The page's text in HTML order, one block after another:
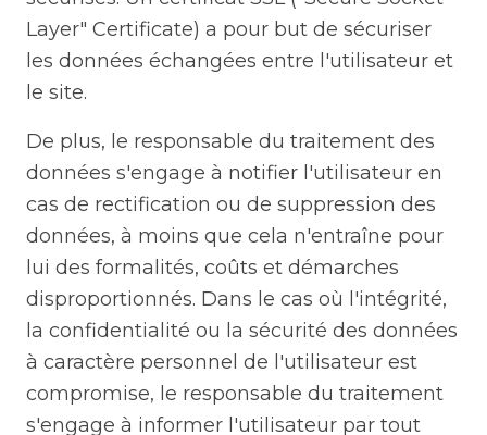
Layer" Certificate) a pour but de sécuriser
les données échangées entre l'utilisateur et
le site.
De plus, le responsable du traitement des
données s'engage à notifier l'utilisateur en
cas de rectification ou de suppression des
données, à moins que cela n'entraîne pour
lui des formalités, coûts et démarches
disproportionnés. Dans le cas où l'intégrité,
la confidentialité ou la sécurité des données
à caractère personnel de l'utilisateur est
compromise, le responsable du traitement
s'engage à informer l'utilisateur par tout